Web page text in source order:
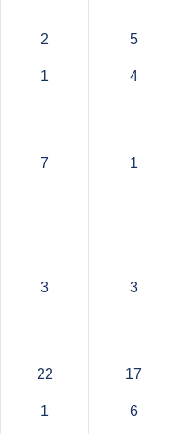
2 5
1 4
7 1
3 3
22 17
1 6